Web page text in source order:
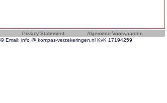
Email: info @ kompas-verzekeringen.nl KvK 17194259